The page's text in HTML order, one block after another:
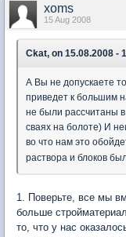
xoms
15 Aug 2008
Ckat, on 15.08.2008 -
А Вы не допускаете
приведет к большим
не были рассчитаны
сваях на болоте) И
во что нам это
раствора и блоков
1. Поверьте, все мы
больше
то, что у нас